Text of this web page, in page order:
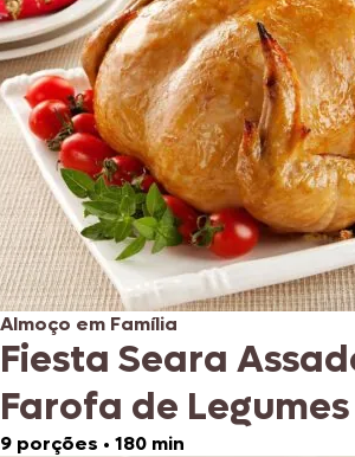
Almoço em Família
Fiesta Seara
Farofa de Legumes
9 porções • 180 min